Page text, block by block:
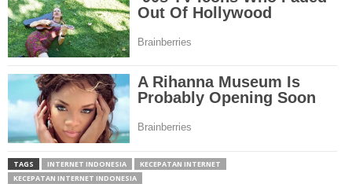
TAGS INTERNET INDONESIA
KECEPATAN INTERNET
KECEPATAN INTERNET INDONESIA